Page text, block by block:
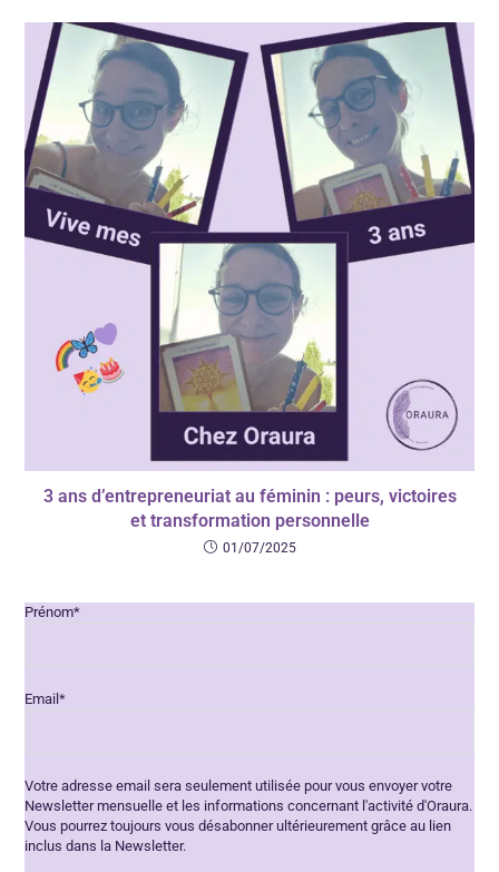
3 ans d’entrepreneuriat au féminin : peurs, victoires
et transformation personnelle
01/07/2025
Prénom*
Email*
Votre adresse email sera seulement utilisée pour vous envoyer votre
Newsletter mensuelle et les informations concernant l'activité d'Oraura.
Vous pourrez toujours vous désabonner ultérieurement grâce au lien
inclus dans la Newsletter.